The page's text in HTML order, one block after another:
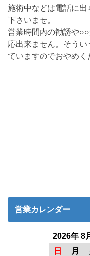
施術中などは電話に
下さいませ。
営業時間内の勧誘や
応出来ません。そう
ていますのでおやめく
営業カレンダー
2026年 8
日
月